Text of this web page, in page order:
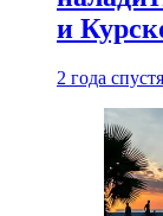
и
2 года спустя